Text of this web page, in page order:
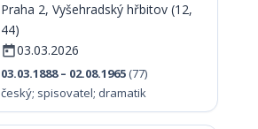
Praha 2, Vyšehradský hřbitov (12,
44)
03.03.2026
03.03.1888 – 02.08.1965 (77)
český; spisovatel; dramatik